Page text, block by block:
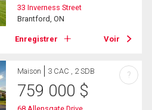
33 Inverness Street
Brantford, ON
Enregistrer Voir
Maison 3 CAC , 2 SDB
759 000 $
?